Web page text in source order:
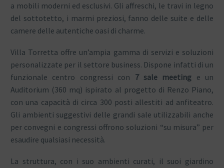
a mobili moderni ed esclusivi. Gli affreschi, le travi in legno
del sottotetto, i marmi preziosi, fanno delle suite e delle
camere delle autentiche oasi di charme.
Villa Torretta offre un’ampia gamma di servizi e soluzioni
personalizzate per il settore business. Dispone infatti di un
funzionale centro congressi con 7 sale meeting e un
Auditorium (360 mq) ispirato al progetto di Renzo Piano,
con una capacità di circa 300 posti allestiti ad anfiteatro.
Gli ambienti suggestivi delle grandi sale utilizzabili anche
per convegni e congressi offrono soluzioni “su misura” per
esaudire qualsiasi necessità.
La struttura, con i suo ambienti curati, il suoi giardino